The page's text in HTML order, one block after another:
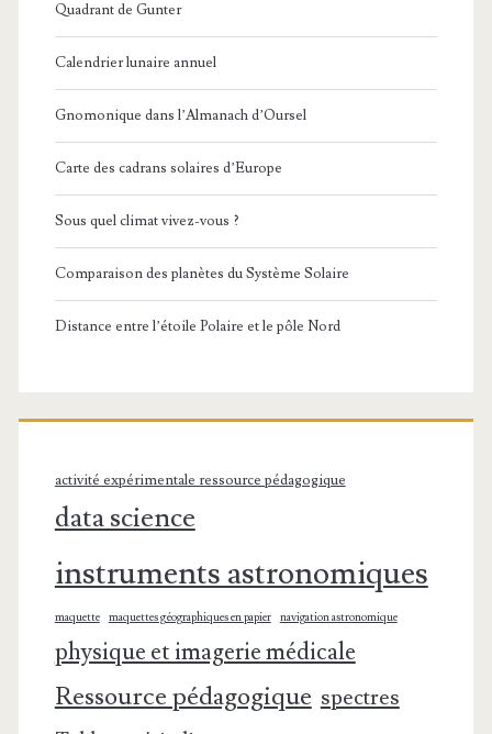
Quadrant de Gunter
Calendrier lunaire annuel
Gnomonique dans l’Almanach d’Oursel
Carte des cadrans solaires d’Europe
Sous quel climat vivez-vous ?
Comparaison des planètes du Système Solaire
Distance entre l’étoile Polaire et le pôle Nord
activité expérimentale ressource pédagogique
data science
instruments astronomiques
maquette maquettes géographiques en papier navigation astronomique
physique et imagerie médicale
Ressource pédagogique spectres